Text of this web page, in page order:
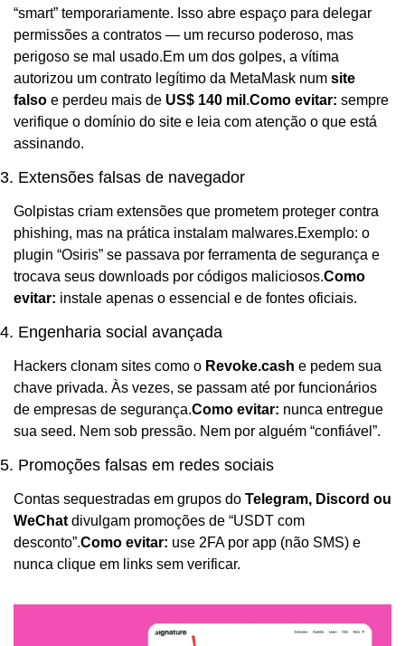
“smart” temporariamente. Isso abre espaço para delegar
permissões a contratos — um recurso poderoso, mas
perigoso se mal usado.Em um dos golpes, a vítima
autorizou um contrato legítimo da MetaMask num site
falso e perdeu mais de US$ 140 mil .Como evitar: sempre
verifique o domínio do site e leia com atenção o que está
assinando.
3. Extensões falsas de navegador
Golpistas criam extensões que prometem proteger contra
phishing, mas na prática instalam malwares.Exemplo: o
plugin “Osiris” se passava por ferramenta de segurança e
trocava seus downloads por códigos maliciosos.Como
evitar: instale apenas o essencial e de fontes oficiais.
4. Engenharia social avançada
Hackers clonam sites como o Revoke.cash e pedem sua
chave privada. Às vezes, se passam até por funcionários
de empresas de segurança.Como evitar: nunca entregue
sua seed. Nem sob pressão. Nem por alguém “confiável”.
5. Promoções falsas em redes sociais
Contas sequestradas em grupos do Telegram, Discord ou
WeChat divulgam promoções de “USDT com
desconto”.Como evitar: use 2FA por app (não SMS) e
nunca clique em links sem verificar.